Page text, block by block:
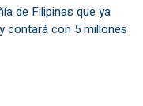
de Filipinas que ya
contará con 5 millones